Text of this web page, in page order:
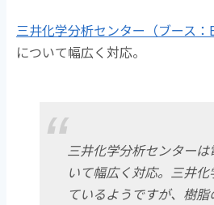
三井化学分析センター（ブース：
について幅広く対応。
三井化学分析センター
いて幅広く対応。三井
ているようですが、樹